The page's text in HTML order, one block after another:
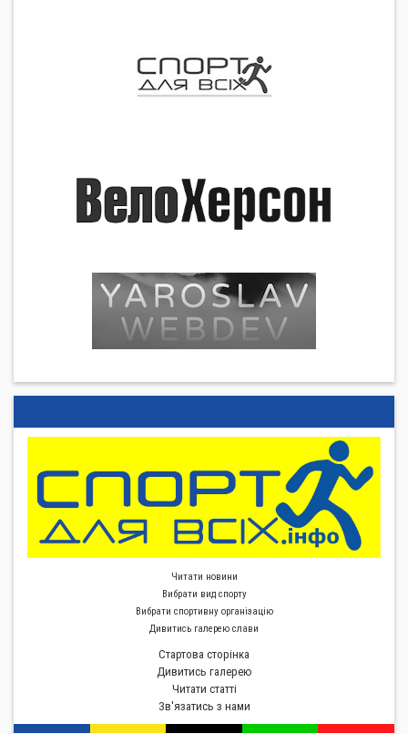
Читати новини
Вибрати вид спорту
Вибрати спортивну органiзацiю
Дивитись галерею слави
Стартова сторiнка
Дивитись галерею
Читати статті
Зв'язатись з нами